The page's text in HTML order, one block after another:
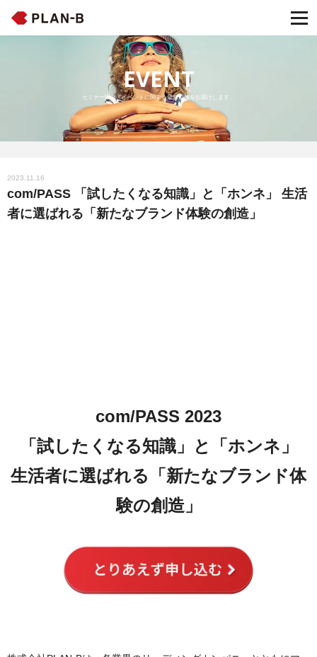
EVENT
セミナー開催・イベントに関する最新情報をお届けします。
2023.11.16
com/PASS 「試したくなる知識」と「ホンネ」 生活
者に選ばれる「新たなブランド体験の創造」
com/PASS 2023
「試したくなる知識」と「ホンネ」
生活者に選ばれる「新たなブランド体
験の創造」